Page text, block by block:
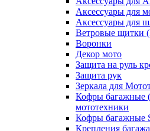
Аксессуары для
Аксессуары для
Ветровые щитки
Воронки
Декор мото
Защита на руль
Защита рук
Зеркала для
Кофры багажные
мототехники
Кофры багажные
Крепления